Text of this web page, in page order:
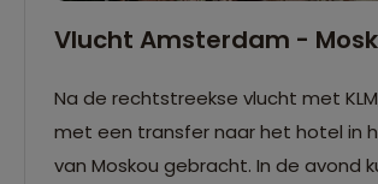
Vlucht Amsterdam -
Na de rechtstreekse vlucht met
met een transfer naar het hotel in
van Moskou gebracht. In de avond